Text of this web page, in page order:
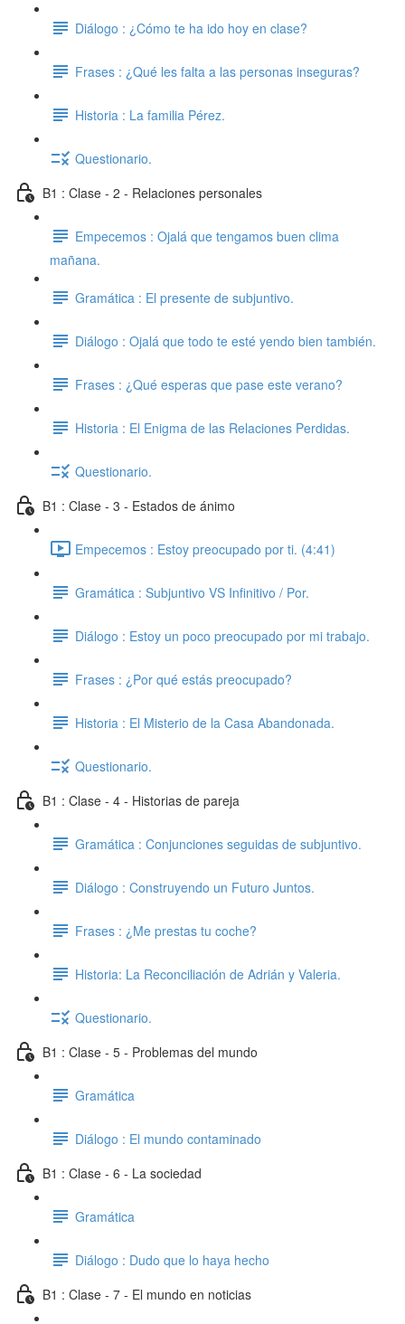
Diálogo : ¿Cómo te ha ido hoy en clase?
Frases : ¿Qué les falta a las personas inseguras?
Historia : La familia Pérez.
Questionario.
B1 : Clase - 2 - Relaciones personales
Empecemos : Ojalá que tengamos buen clima
mañana.
Gramática : El presente de subjuntivo.
Diálogo : Ojalá que todo te esté yendo bien también.
Frases : ¿Qué esperas que pase este verano?
Historia : El Enigma de las Relaciones Perdidas.
Questionario.
B1 : Clase - 3 - Estados de ánimo
Empecemos : Estoy preocupado por ti. (4:41)
Gramática : Subjuntivo VS Infinitivo / Por.
Diálogo : Estoy un poco preocupado por mi trabajo.
Frases : ¿Por qué estás preocupado?
Historia : El Misterio de la Casa Abandonada.
Questionario.
B1 : Clase - 4 - Historias de pareja
Gramática : Conjunciones seguidas de subjuntivo.
Diálogo : Construyendo un Futuro Juntos.
Frases : ¿Me prestas tu coche?
Historia: La Reconciliación de Adrián y Valeria.
Questionario.
B1 : Clase - 5 - Problemas del mundo
Gramática
Diálogo : El mundo contaminado
B1 : Clase - 6 - La sociedad
Gramática
Diálogo : Dudo que lo haya hecho
B1 : Clase - 7 - El mundo en noticias